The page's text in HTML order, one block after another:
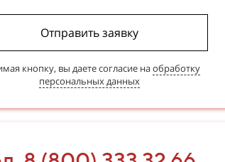
Отправить заявку
кнопку, вы даете согласие наобработку
персональных данных